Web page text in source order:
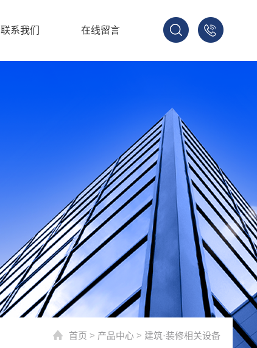
联系我们 在线留言
首页 > 产品中心> 建筑·装修相关设备